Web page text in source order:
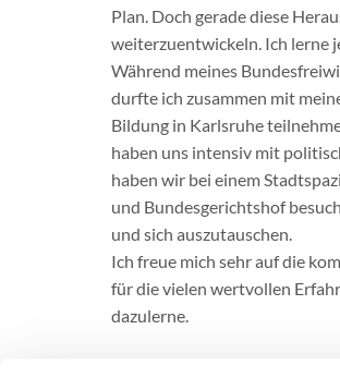
Plan. Doch gerade diese
weiterzuentwickeln. Ich lerne
Während meines
durfte ich zusammen mit
Bildung in Karlsruhe
haben uns intensiv mit
haben wir bei einem
und Bundesgerichtshof
und sich auszutauschen.
Ich freue mich sehr auf die
für die vielen wertvollen
dazulerne.